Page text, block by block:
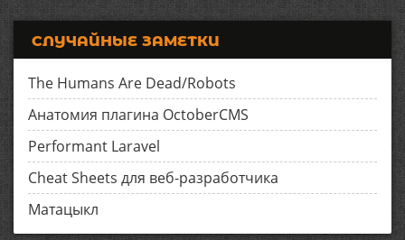
СЛУЧАЙНЫЕ ЗАМЕТКИ
The Humans Are Dead/Robots
Анатомия плагина OctoberCMS
Performant Laravel
Cheat Sheets для веб-разработчика
Матацыкл